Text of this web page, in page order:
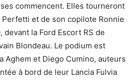
commencent. Elles tourneront
Perfetti et de son copilote Ronnie
devant la Ford Escort RS de
Blondeau. Le podium est
Aghem et Diego Cumino, auteurs
à bord de leur Lancia Fulvia